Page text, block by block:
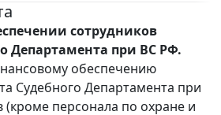
сотрудников
Департамента при ВС РФ.
обеспечению
Судебного Департамента при
(кроме персонала по охране и